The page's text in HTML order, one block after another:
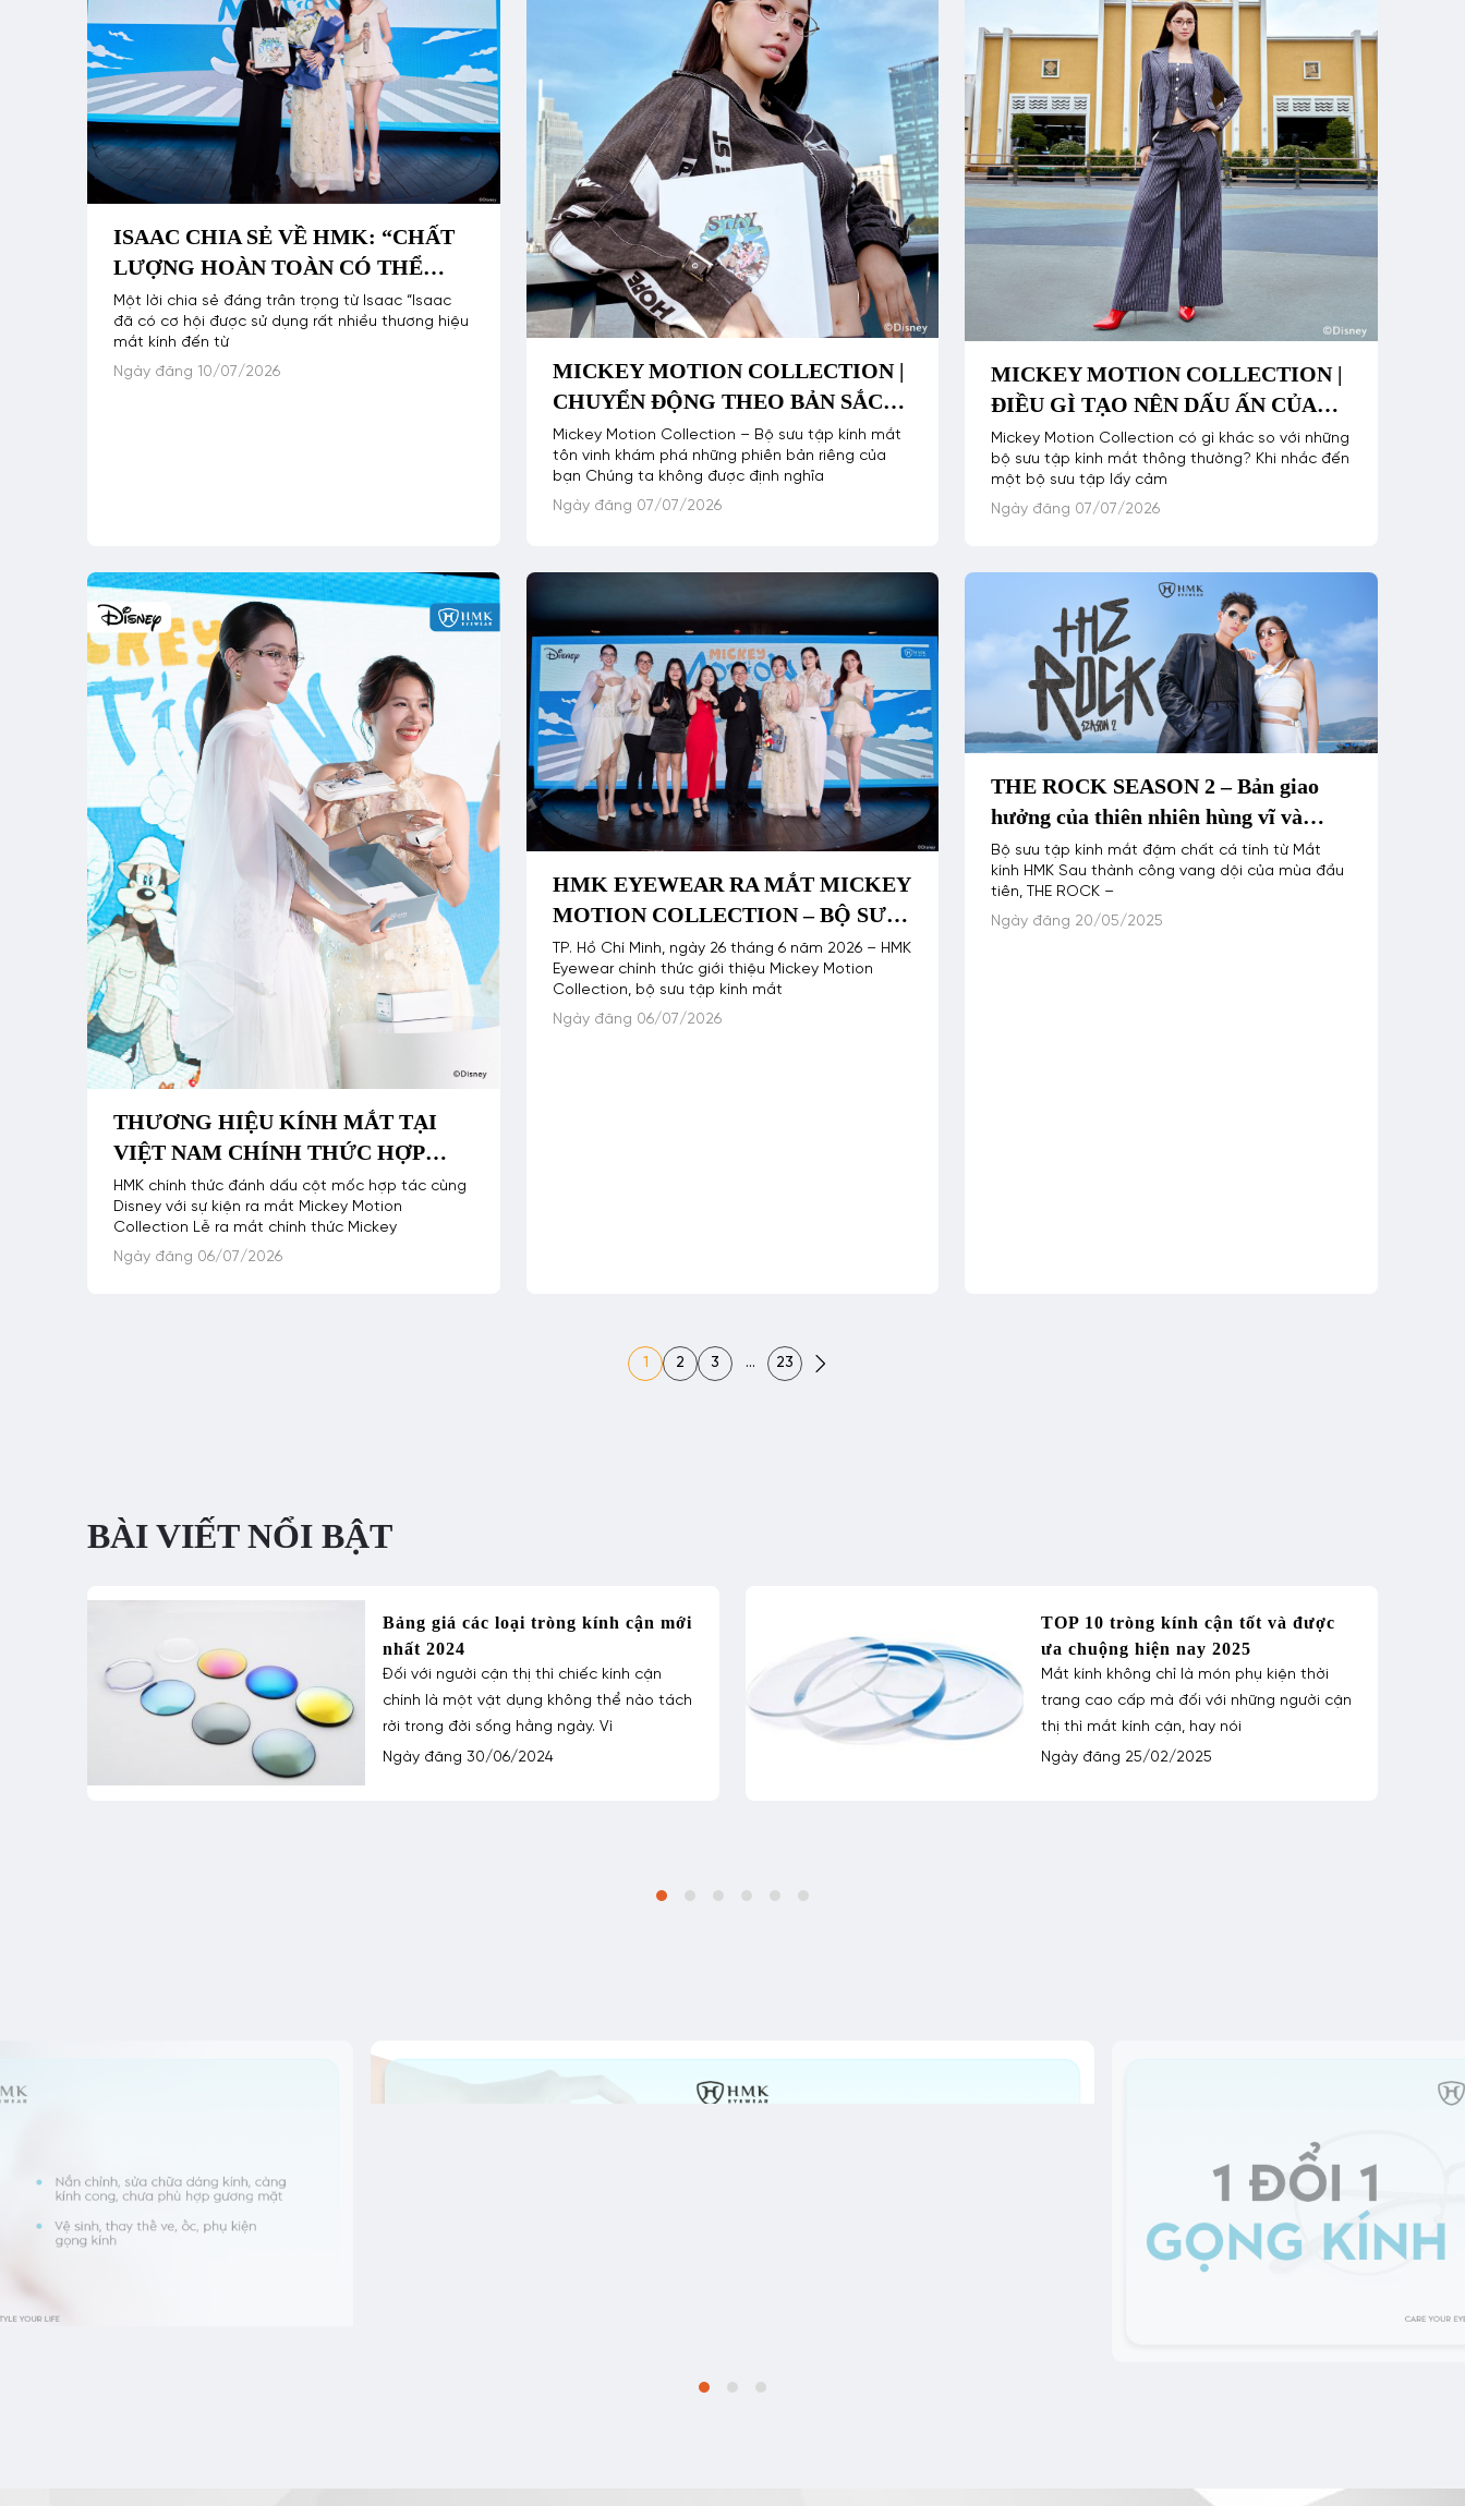
ISAAC CHIA SẺ VỀ HMK: “CHẤT
LƯỢNG HOÀN TOÀN CÓ THỂ
SÁNH CÙNG CÁC THƯƠNG HIỆU
QUỐC TẾ”
Một lời chia sẻ đáng trân trọng từ Isaac “Isaac
đã có cơ hội được sử dụng rất nhiều thương hiệu
mắt kính đến từ
Ngày đăng 10/07/2026
MICKEY MOTION COLLECTION |
CHUYỂN ĐỘNG THEO BẢN SẮC
RIÊNG CÙNG HOA HẬU TIỂU VY
Mickey Motion Collection – Bộ sưu tập kính mắt
tôn vinh khám phá những phiên bản riêng của
bạn Chúng ta không được định nghĩa
Ngày đăng 07/07/2026
MICKEY MOTION COLLECTION |
ĐIỀU GÌ TẠO NÊN DẤU ẤN CỦA
MỘT BỘ SƯU TẬP KÍNH MẮT?
Mickey Motion Collection có gì khác so với những
bộ sưu tập kính mắt thông thường? Khi nhắc đến
một bộ sưu tập lấy cảm
Ngày đăng 07/07/2026
THƯƠNG HIỆU KÍNH MẮT TẠI
VIỆT NAM CHÍNH THỨC HỢP
TÁC CÙNG DISNEY – MICKEY
MOTION COLLECTION OFFICIAL
LAUNCH EVENT
HMK chính thức đánh dấu cột mốc hợp tác cùng
Disney với sự kiện ra mắt Mickey Motion
Collection Lễ ra mắt chính thức Mickey
Ngày đăng 06/07/2026
HMK EYEWEAR RA MẮT MICKEY
MOTION COLLECTION – BỘ SƯU
TẬP KÍNH MẮT MỚI LẤY CẢM
HỨNG TỪ MICKEY MOUSE VÀ
NHỮNG NGƯỜI BẠN
TP. Hồ Chí Minh, ngày 26 tháng 6 năm 2026 – HMK
Eyewear chính thức giới thiệu Mickey Motion
Collection, bộ sưu tập kính mắt
Ngày đăng 06/07/2026
THE ROCK SEASON 2 – Bản giao
hưởng của thiên nhiên hùng vĩ và
phong cách hiện đại
Bộ sưu tập kính mắt đậm chất cá tính từ Mắt
kính HMK Sau thành công vang dội của mùa đầu
tiên, THE ROCK –
Ngày đăng 20/05/2025
1 2 3 … 23
BÀI VIẾT NỔI BẬT
Bảng giá các loại tròng kính cận mới
nhất 2024
Đối với người cận thị thì chiếc kính cận
chính là một vật dụng không thể nào tách
rời trong đời sống hằng ngày. Vì
Ngày đăng 30/06/2024
TOP 10 tròng kính cận tốt và được
ưa chuộng hiện nay 2025
Mắt kính không chỉ là món phụ kiện thời
trang cao cấp mà đối với những người cận
thị thì mắt kính cận, hay nói
Ngày đăng 25/02/2025